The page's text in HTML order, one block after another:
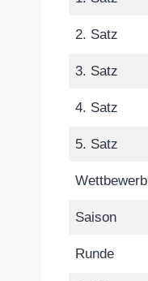
2. Satz
3. Satz
4. Satz
5. Satz
Wettbewerb
Saison
Runde